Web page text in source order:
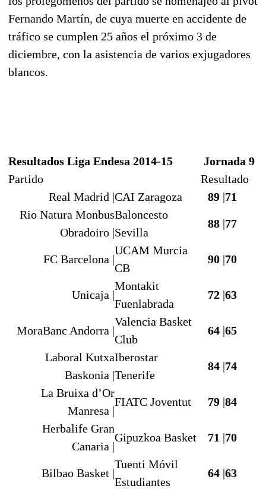
Fernando Martín, de cuya muerte en accidente de
tráfico se cumplen 25 años el próximo 3 de
diciembre, con la asistencia de varios exjugadores
blancos.
Resultados Liga Endesa 2014-15
Jornada 9
Partido
Resultado
Real Madrid |CAI Zaragoza 89 |71
Rio Natura Monbus
Obradoiro |
Baloncesto
Sevilla
88 |77
FC Barcelona |
UCAM Murcia
CB
90 |70
Unicaja |
Montakit
Fuenlabrada
72 |63
MoraBanc Andorra |
Valencia Basket
Club
64 |65
Laboral Kutxa
Baskonia |
Iberostar
Tenerife
84 |74
La Bruixa d’Or
Manresa |
FIATC Joventut 79 |84
Herbalife Gran
Canaria |
Gipuzkoa Basket 71 |70
Bilbao Basket |
Tuenti Móvil
Estudiantes
64 |63